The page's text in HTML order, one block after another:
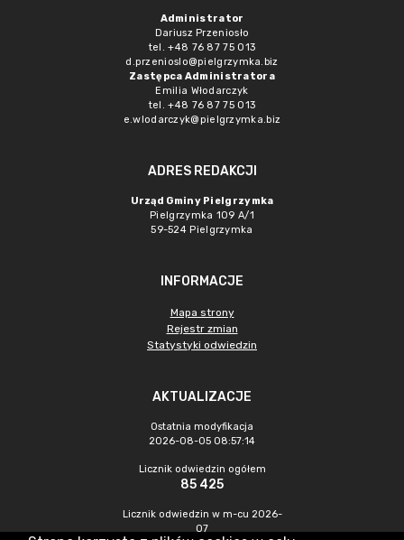
Administrator
Dariusz Przeniosło
tel. +48 76 87 75 013
d.przenioslo@pielgrzymka.biz
Zastępca Administratora
Emilia Włodarczyk
tel. +48 76 87 75 013
e.wlodarczyk@pielgrzymka.biz
ADRES REDAKCJI
Urząd Gminy Pielgrzymka
Pielgrzymka 109 A/1
59-524 Pielgrzymka
INFORMACJE
Mapa strony
Rejestr zmian
Statystyki odwiedzin
AKTUALIZACJE
Ostatnia modyfikacja
2026-08-05 08:57:14
Licznik odwiedzin ogółem
85 425
Licznik odwiedzin w m-cu 2026-
07